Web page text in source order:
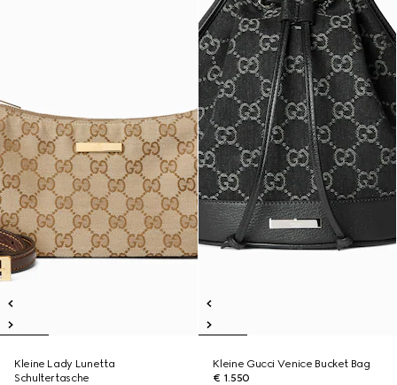
Kleine Lady Lunetta
Schultertasche
Kleine Gucci Venice Bucket Bag
€ 1.550